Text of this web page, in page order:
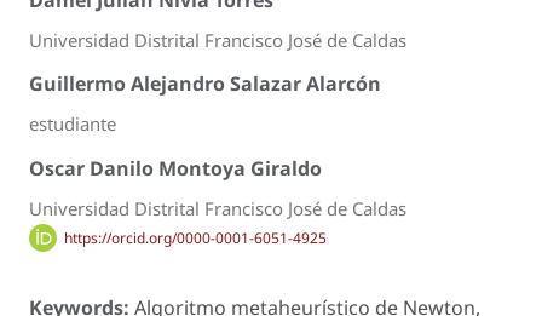
Universidad Distrital Francisco José de Caldas
Guillermo Alejandro Salazar Alarcón
estudiante
Oscar Danilo Montoya Giraldo
Universidad Distrital Francisco José de Caldas
https://orcid.org/0000-0001-6051-4925
Keywords: Algoritmo metaheurístico de Newton,